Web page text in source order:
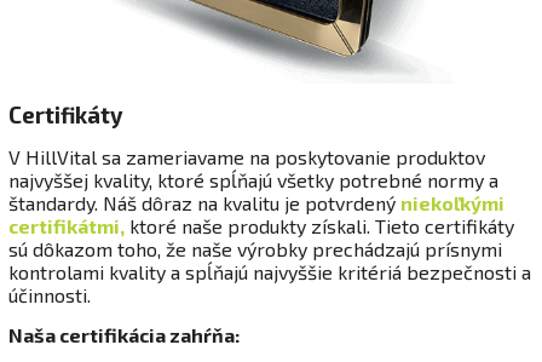
Certifikáty
V HillVital sa zameriavame na poskytovanie produktov
najvyššej kvality, ktoré spĺňajú všetky potrebné normy a
štandardy. Náš dôraz na kvalitu je potvrdený niekoľkými
certifikátmi, ktoré naše produkty získali. Tieto certifikáty
sú dôkazom toho, že naše výrobky prechádzajú prísnymi
kontrolami kvality a spĺňajú najvyššie kritériá bezpečnosti a
účinnosti.
Naša certifikácia zahŕňa: